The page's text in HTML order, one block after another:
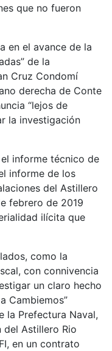
que no fueron
en el avance de la
de la
Cruz Condomí
derecha de Conte
“lejos de
la investigación
informe técnico de
informe de los
del Astillero
febrero de 2019
ilícita que
como la
con connivencia
un claro hecho
Cambiemos”
la Prefectura Naval,
del Astillero Rio
en un contrato